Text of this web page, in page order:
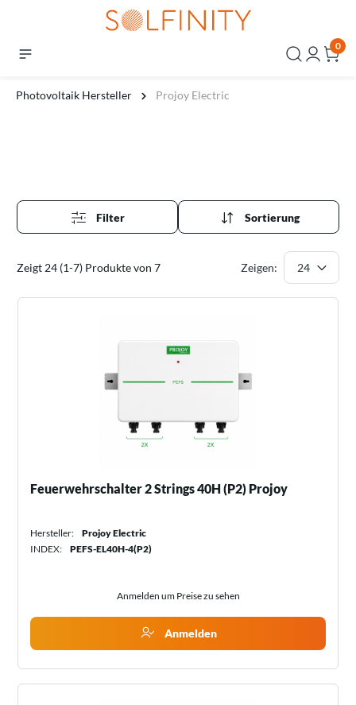
0
Photovoltaik Hersteller Projoy Electric
Filter Sortierung
Zeigt 24 (1-7) Produkte von 7 Zeigen:
Feuerwehrschalter 2 Strings 40H (P2) Projoy
Hersteller:
Projoy Electric
INDEX:
PEFS-EL40H-4(P2)
Anmelden um Preise zu sehen
Anmelden